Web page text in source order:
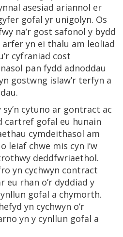
asesiad ariannol er
gofal yr unigolyn. Os
na’r gost safonol y bydd
yn ei thalu am leoliad
cyfraniad cost
pan fydd adnoddau
gostwng islaw’r terfyn a
sy’n cytuno ar gontract ac
cartref gofal eu hunain
cymdeithasol am
leiaf chwe mis cyn i’w
deddfwriaethol.
yn cychwyn contract
eu rhan o’r dyddiad y
gofal a chymorth.
yn cychwyn o’r
yn y cynllun gofal a